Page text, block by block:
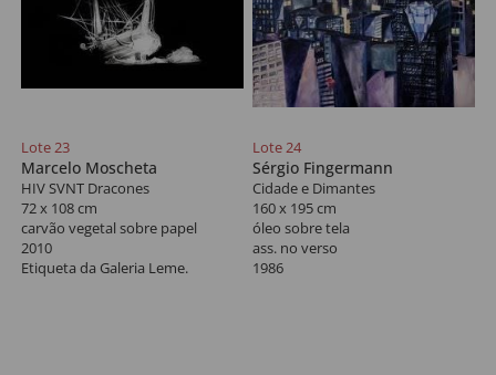
Lote 23
Marcelo Moscheta
HIV SVNT Dracones
72 x 108 cm
carvão vegetal sobre papel
2010
Etiqueta da Galeria Leme.
Lote 24
Sérgio Fingermann
Cidade e Dimantes
160 x 195 cm
óleo sobre tela
ass. no verso
1986